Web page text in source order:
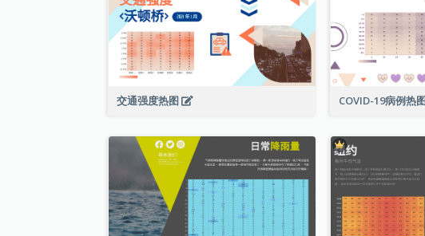
交通强度热图 COVID-19病例热